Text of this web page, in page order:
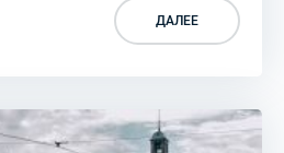
ДАЛЕЕ